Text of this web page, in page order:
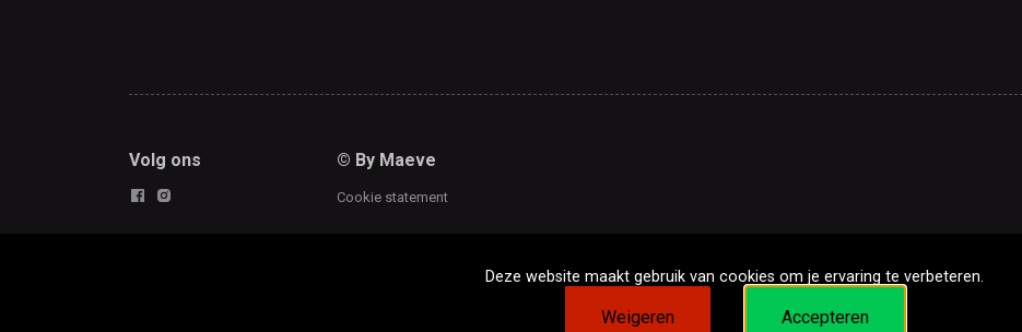
Volg ons © By Maeve
Cookie statement
Deze website maakt gebruik van cookies om je ervaring te verbeteren.
Weigeren Accepteren